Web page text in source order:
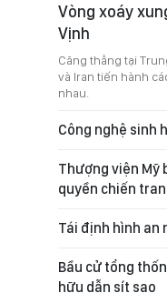
Vòng xoáy
Vịnh
Căng thẳng tại
và Iran tiến hành
nhau.
Công nghệ sinh
Thượng viện Mỹ
quyền chiến
Tái định hình an
Bầu cử tổng
hữu dẫn sít sao